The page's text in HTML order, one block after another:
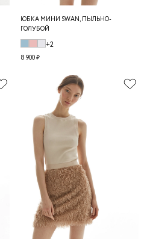
ЮБКА МИНИ SWAN, ПЫЛЬНО-
ГОЛУБОЙ
+2
8 900 ₽